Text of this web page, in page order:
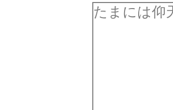
たまには仰